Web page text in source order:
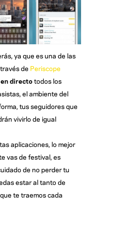
ya que es una de las
de Periscope
directotodos los
el ambiente del
tus seguidores que
vivirlo de igual
aplicaciones, lo mejor
vas de festival, es
de no perder tu
estar al tanto de
te traemos cada